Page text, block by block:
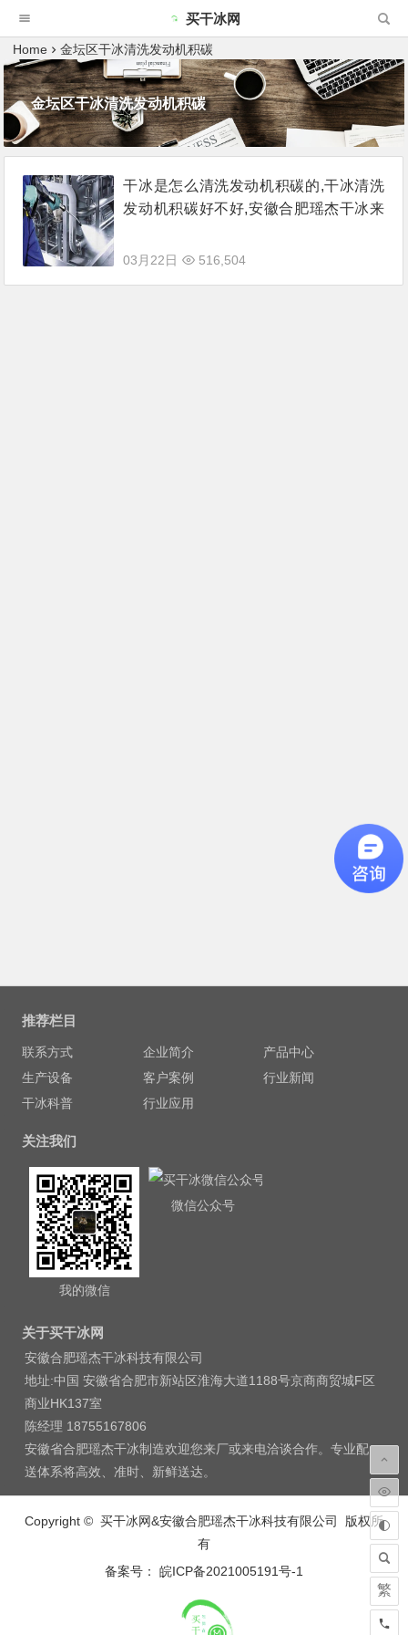
买干冰网
Home 金坛区干冰清洗发动机积碳
金坛区干冰清洗发动机积碳
干冰是怎么清洗发动机积碳的,干冰清洗
发动机积碳好不好,安徽合肥瑶杰干冰来
03月22日 516,504
推荐栏目
联系方式 企业简介
产品中心
生产设备
客户案例
行业新闻
干冰科普
行业应用
关注我们
我的微信
微信公众号
关于买干冰网
安徽合肥瑶杰干冰科技有限公司
地址:中国 安徽省合肥市新站区淮海大道1188号京商商贸城F区
商业HK137室
陈经理 18755167806
安徽省合肥瑶杰干冰制造欢迎您来厂或来电洽谈合作。专业配
送体系将高效、准时、新鲜送达。
Copyright © 买干冰网&安徽合肥瑶杰干冰科技有限公司 版权所
有
备案号： 皖ICP备2021005191号-1
繁